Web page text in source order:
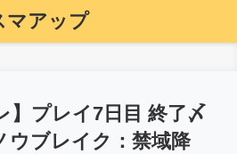
マアップ
】プレイ7日目 終了〆
ウブレイク：禁域降